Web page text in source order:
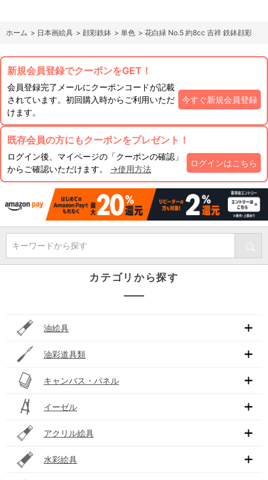
ホーム > 日本画絵具 > 顔彩鉄鉢 > 単色 > 花白緑 No.5 約8cc 吉祥 鉄鉢顔彩
新規会員登録でクーポンをGET！
会員登録完了メールにクーポンコードが記載
されています。初回購入時からご利用いただ
けます。
今すぐ新規会員登録
既存会員の方にもクーポンをプレゼント！
ログイン後、マイページの「クーポンの確認」
からご確認いただけます。 →使用方法
ログインはこちら
キーワードから探す
カテゴリから探す
油絵具
油彩道具類
キャンバス・パネル
イーゼル
アクリル絵具
水彩絵具